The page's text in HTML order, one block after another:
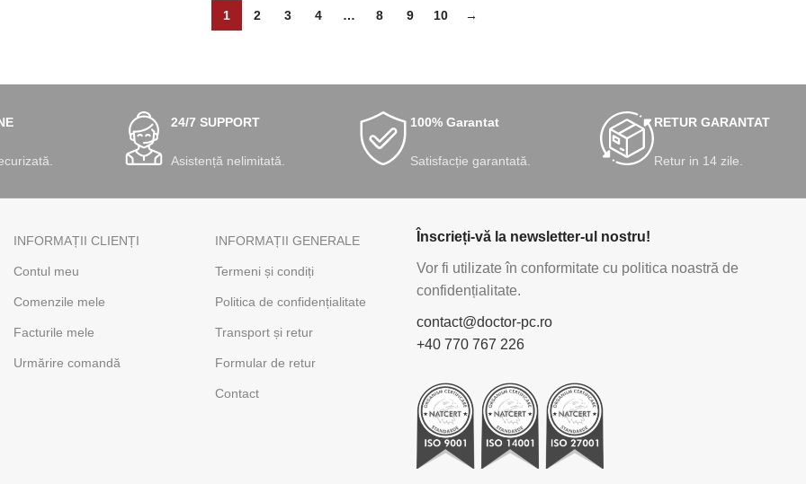
1 2 3 4 … 8 9 10 →
24/7 SUPPORT
Asistență nelimitată.
100% Garantat
Satisfacție garantată.
RETUR GARANTAT
Retur in 14 zile.
INFORMAȚII CLIENȚI
Contul meu
Comenzile mele
Facturile mele
Urmărire comandă
INFORMAȚII GENERALE
Termeni și condiți
Politica de confidențialitate
Transport și retur
Formular de retur
Contact
Înscrieți-vă la newsletter-ul nostru!
Vor fi utilizate în conformitate cu politica noastră de
confidențialitate.
contact@doctor-pc.ro
+40 770 767 226